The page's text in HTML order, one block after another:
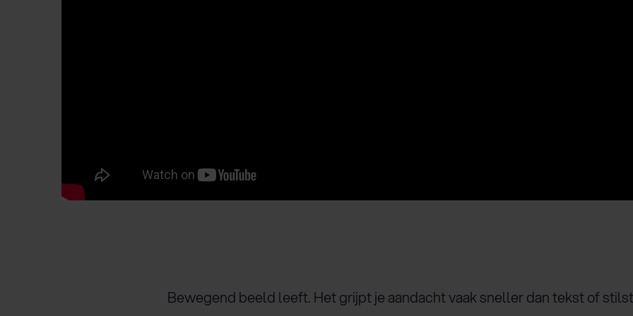
Bewegend beeld leeft. Het grijpt je aandacht vaak sneller dan tekst of